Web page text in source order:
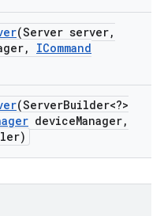
(Server server,
,
ICommand
(ServerBuilder<?>
deviceManager,